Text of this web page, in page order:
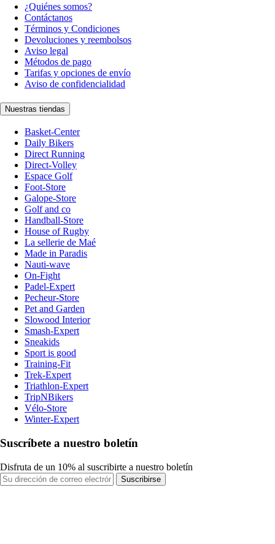
¿Quiénes somos?
Contáctanos
Términos y Condiciones
Devoluciones y reembolsos
Aviso legal
Métodos de pago
Tarifas y opciones de envío
Aviso de confidencialidad
Nuestras tiendas
Basket-Center
Daily Bikers
Direct Running
Direct-Volley
Espace Golf
Foot-Store
Galope-Store
Golf and co
Handball-Store
House of Rugby
La sellerie de Maé
Made in Paradis
Nauti-wave
On-Fight
Padel-Expert
Pecheur-Store
Pet and Garden
Slowood Interior
Smash-Expert
Sneakids
Sport is good
Training-Fit
Trek-Expert
Triathlon-Expert
TripNBikers
Vélo-Store
Winter-Expert
Suscríbete a nuestro boletín
Disfruta de un 10% al suscribirte a nuestro boletín
Suscribirse